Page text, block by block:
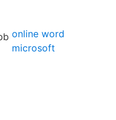
online word
microsoft